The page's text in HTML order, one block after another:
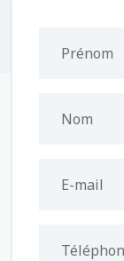
Prénom
Nom
E-mail